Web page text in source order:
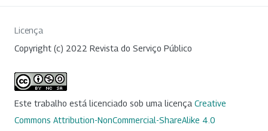
Licença
Copyright (c) 2022 Revista do Serviço Público
Este trabalho está licenciado sob uma licença Creative
Commons Attribution-NonCommercial-ShareAlike 4.0